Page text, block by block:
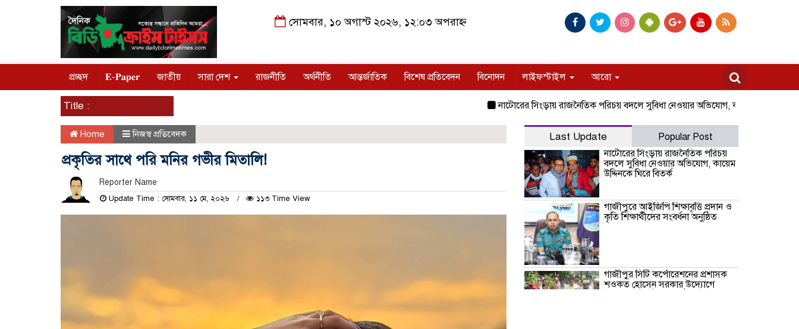
সোমবার, ১০ অগাস্ট ২০২৬, ১২:০৩ অপরাহ্ন
প্রচ্ছদ 𝐄-𝐏𝐚𝐩𝐞𝐫 জাতীয় সারা দেশ রাজনীতি অর্থনীতি আন্তর্জাতিক বিশেষ প্রতিবেদন বিনোদন লাইফস্টাইল আরো
Title : নাটোরের সিংড়ায় রাজনৈতিক পরিচয় বদলে সুবিধা নেওয়ার অভিযোগ, কায়েম উদ্দিনকে ঘিরে বিতর্ক
Home নিজস্ব প্রতিবেদক
প্রকৃতির সাথে পরি মনির গভীর মিতালি!
Reporter Name
Update Time : সোমবার, ১১ মে, ২০২৬ ১১৩ Time View
Last Update
Popular Post
নাটোরের সিংড়ায় রাজনৈতিক পরিচয়
বদলে সুবিধা নেওয়ার অভিযোগ, কায়েম
উদ্দিনকে ঘিরে বিতর্ক
গাজীপুরে আইজিপি শিক্ষাবৃত্তি প্রদান ও
কৃতি শিক্ষার্থীদের সংবর্ধনা অনুষ্ঠিত
গাজীপুর সিটি কর্পোরেশনের প্রশাসক
শওকত হোসেন সরকার উদ্যোগে